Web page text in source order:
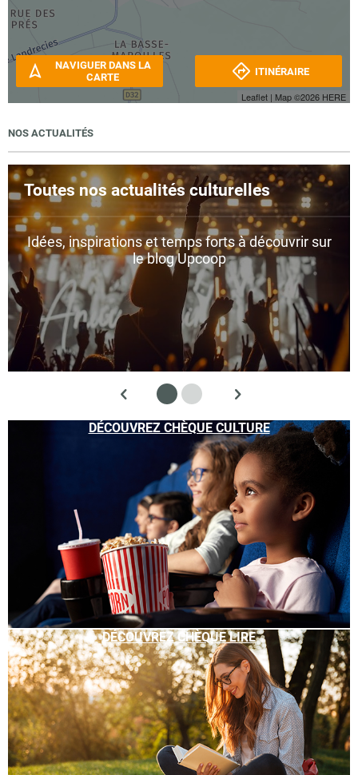
Leaflet | Map ©2026 HERE
NAVIGUER DANS LA
CARTE
ITINÉRAIRE
NOS ACTUALITÉS
Toutes nos actualités culturelles
Idées, inspirations et temps forts à découvrir sur
le blog Upcoop
DÉCOUVREZ CHÈQUE CULTURE
DÉCOUVREZ CHÈQUE LIRE